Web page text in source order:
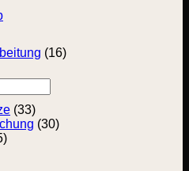
(16)
(33)
(30)